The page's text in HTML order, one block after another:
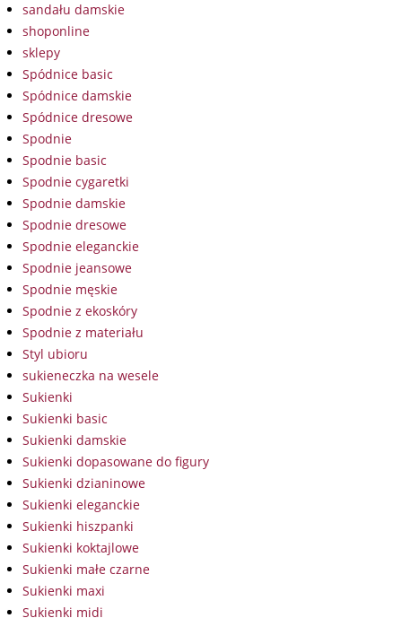
sandału damskie
shoponline
sklepy
Spódnice basic
Spódnice damskie
Spódnice dresowe
Spodnie
Spodnie basic
Spodnie cygaretki
Spodnie damskie
Spodnie dresowe
Spodnie eleganckie
Spodnie jeansowe
Spodnie męskie
Spodnie z ekoskóry
Spodnie z materiału
Styl ubioru
sukieneczka na wesele
Sukienki
Sukienki basic
Sukienki damskie
Sukienki dopasowane do figury
Sukienki dzianinowe
Sukienki eleganckie
Sukienki hiszpanki
Sukienki koktajlowe
Sukienki małe czarne
Sukienki maxi
Sukienki midi